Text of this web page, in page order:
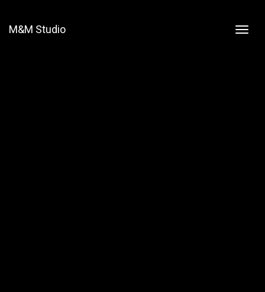
M&M Studio